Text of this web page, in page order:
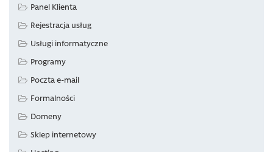
Panel Klienta
Rejestracja usług
Usługi informatyczne
Programy
Poczta e-mail
Formalności
Domeny
Sklep internetowy